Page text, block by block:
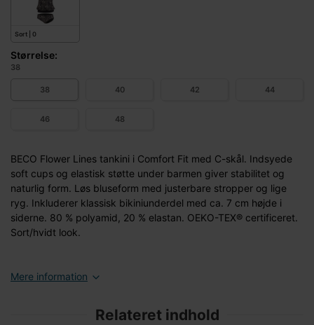
Sort | 0
Størrelse:
38
38 40 42 44
46 48
BECO Flower Lines tankini i Comfort Fit med C-skål. Indsyede
soft cups og elastisk støtte under barmen giver stabilitet og
naturlig form. Løs bluseform med justerbare stropper og lige
ryg. Inkluderer klassisk bikiniunderdel med ca. 7 cm højde i
siderne. 80 % polyamid, 20 % elastan. OEKO-TEX® certificeret.
Sort/hvidt look.
Mere information
Relateret indhold